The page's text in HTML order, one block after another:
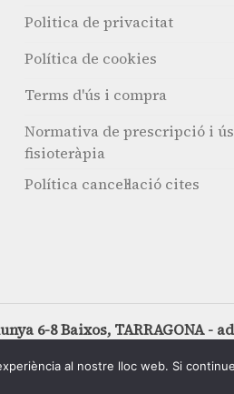
Politica de privacitat
Política de cookies
Terms d'ús i compra
Normativa de prescripció i
fisioteràpia
Política cancel·lació cites
6-8 Baixos, TARRAGONA -
al nostre lloc web. Si